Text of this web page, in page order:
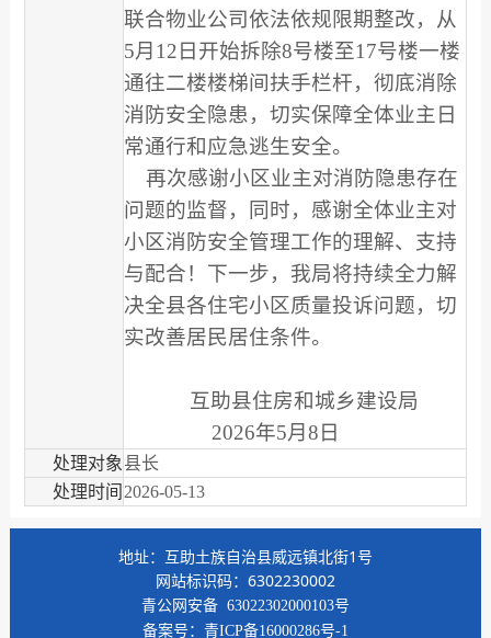
联合物业公司依法依规限期整改，从
5月12日开始拆除8号楼至17号楼一楼
通往二楼楼梯间扶手栏杆，彻底消除
消防安全隐患，切实保障全体业主日
常通行和应急逃生安全。
再次感谢小区业主对消防隐患存在
问题的监督，同时，感谢全体业主对
小区消防安全管理工作的理解、支持
与配合！下一步，我局将持续全力解
决全县各住宅小区质量投诉问题，切
实改善居民居住条件。
互助县住房和城乡建设局
2026年5月8日
处理对象 县长
处理时间 2026-05-13
地址：互助土族自治县威远镇北街1号
网站标识码：6302230002
青公网安备63022302000103号
备案号： 青ICP备16000286号-1